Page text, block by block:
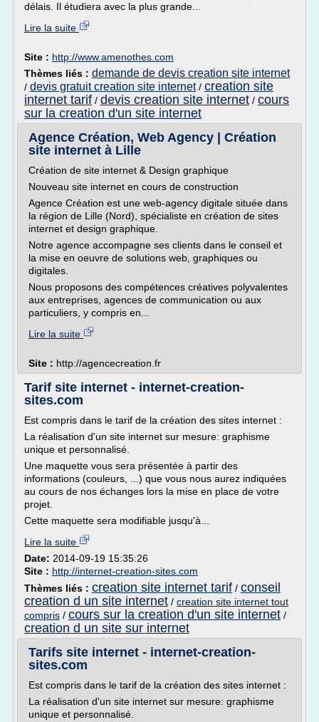
délais. Il étudiera avec la plus grande...
Lire la suite
Site : http://www.amenothes.com
Thèmes liés : demande de devis creation site internet
/ devis gratuit creation site internet/ creation site
internet tarif / devis creation site internet / cours
sur la creation d'un site internet
Agence Création, Web Agency | Création
site internet à Lille
Création de site internet & Design graphique
Nouveau site internet en cours de construction
Agence Création est une web-agency digitale située dans
la région de Lille (Nord), spécialiste en création de sites
internet et design graphique.
Notre agence accompagne ses clients dans le conseil et
la mise en oeuvre de solutions web, graphiques ou
digitales.
Nous proposons des compétences créatives polyvalentes
aux entreprises, agences de communication ou aux
particuliers, y compris en...
Lire la suite
Site : http://agencecreation.fr
Tarif site internet - internet-creation-
sites.com
Est compris dans le tarif de la création des sites internet :
La réalisation d'un site internet sur mesure: graphisme
unique et personnalisé.
Une maquette vous sera présentée à partir des
informations (couleurs, ...) que vous nous aurez indiquées
au cours de nos échanges lors la mise en place de votre
projet.
Cette maquette sera modifiable jusqu'à...
Lire la suite
Date: 2014-09-19 15:35:26
Site : http://internet-creation-sites.com
Thèmes liés : creation site internet tarif / conseil
creation d un site internet / creation site internet tout
compris / cours sur la creation d'un site internet /
creation d un site sur internet
Tarifs site internet - internet-creation-
sites.com
Est compris dans le tarif de la création des sites internet :
La réalisation d'un site internet sur mesure: graphisme
unique et personnalisé.